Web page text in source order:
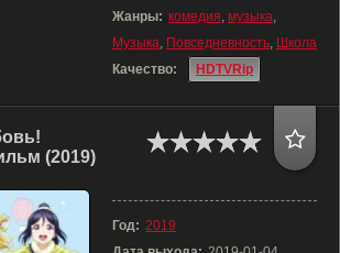
Жанры: комедия, музыка,
Музыка, Повседневность, Школа
Качество:
HDTVRip
(2019)
Год: 2019